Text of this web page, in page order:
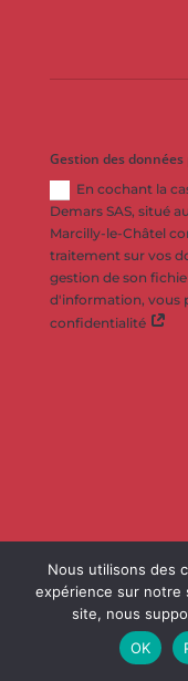
Gestion des
En cochant la
Demars SAS, situé
Marcilly-le-Châtel
traitement sur vos
gestion de son
d'information, vous
confidentialité
Nous utilisons des
expérience sur notre
site, nous
OK